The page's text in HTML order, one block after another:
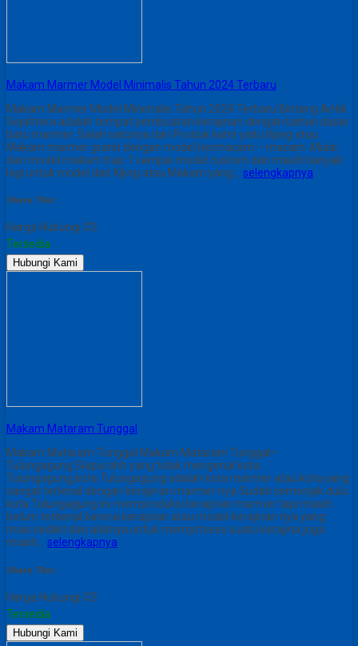
Makam Marmer Model Minimalis Tahun 2024 Terbaru
Makam Marmer Model Minimalis Tahun 2024 Terbaru Bintang Antik
Sejahtera adalah tempat pembuatan kerajinan dengan bahan dasar
batu marmer. Salah satunya dari Produk kami yaitu Kijing atau
Makam marmer granit dengan model bermacam – macam. Mulai
dari model makam trap 1 sampai model custom dan masih banyak
lagi untuk model dari Kijing atau Makam yang… selengkapnya
Share This :
Harga Hubungi CS
Tersedia
Hubungi Kami
Makam Mataram Tunggal
Makam Mataram Tunggal Makam Mataram Tunggal–
Tulungagung.Siapa sihh yang tidak mengenal kota
Tulungagung,kota Tulungagung adalah kota marmer atau kota yang
sangat terlenal dengan kerajinan marmer nya.Sudah semenjak dulu
kota Tulungagung ini memproduksi kerajinan marmer tapi masih
belum terkenal karena kerajinan atau model kerajinan nya yang
masi sedikit dan alatnya untuk memprtoses suatu kerajina juga
masih… selengkapnya
Share This :
Harga Hubungi CS
Tersedia
Hubungi Kami